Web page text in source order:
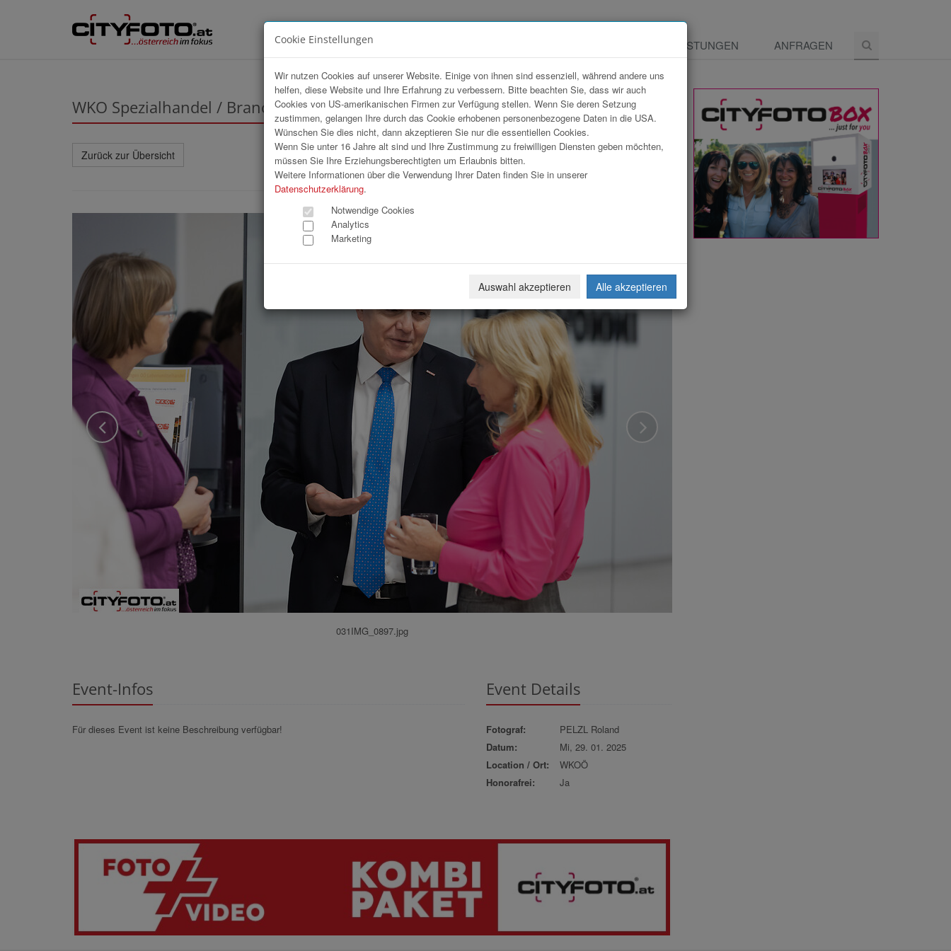
LEISTUNGEN ANFRAGEN
WKO Spezialhandel / Branchentreff 2025
Zurück zur Übersicht Download Weiterleiten
031IMG_0897.jpg
Event-Infos
Für dieses Event ist keine Beschreibung verfügbar!
Event Details
Fotograf:
PELZL Roland
Datum:
Mi, 29. 01. 2025
Location / Ort:
WKOÖ
Honorafrei:
Ja
Cookie Einstellungen
Wir nutzen Cookies auf unserer Website. Einige von ihnen sind essenziell, während andere uns
helfen, diese Website und Ihre Erfahrung zu verbessern. Bitte beachten Sie, dass wir auch
Cookies von US-amerikanischen Firmen zur Verfügung stellen. Wenn Sie deren Setzung
zustimmen, gelangen Ihre durch das Cookie erhobenen personenbezogene Daten in die USA.
Wünschen Sie dies nicht, dann akzeptieren Sie nur die essentiellen Cookies.
Wenn Sie unter 16 Jahre alt sind und Ihre Zustimmung zu freiwilligen Diensten geben möchten,
müssen Sie Ihre Erziehungsberechtigten um Erlaubnis bitten.
Weitere Informationen über die Verwendung Ihrer Daten finden Sie in unserer
Datenschutzerklärung.
Notwendige Cookies
Analytics
Marketing
Auswahl akzeptieren Alle akzeptieren